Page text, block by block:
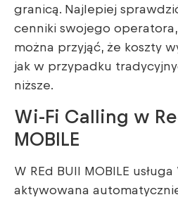
granicą. Najlepiej
cenniki swojego
można przyjąć, że koszty
jak w przypadku
niższe.
Wi-Fi Calling w
MOBILE
W REd BUll MOBILE
aktywowana